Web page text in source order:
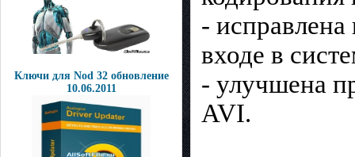
Ключи для Nod 32 обновление
10.06.2011
-
входе в
- улучшена
AVI.